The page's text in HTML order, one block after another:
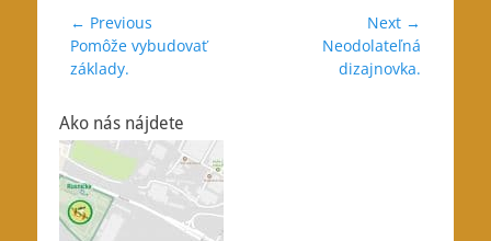
Navigácia
v
článku
← Previous
Previous
post:
Pomôže vybudovať
základy.
Next →
Neodolateľná
dizajnovka.
Ako nás nájdete